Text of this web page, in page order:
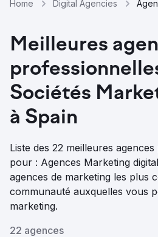
Home Digital Agencies
Meilleures
Sociétés
à Spain
Liste des 22 meilleures
pour : Agences Marketing
agences de marketing les plus
communauté auxquelles vous
marketing.
22 agences